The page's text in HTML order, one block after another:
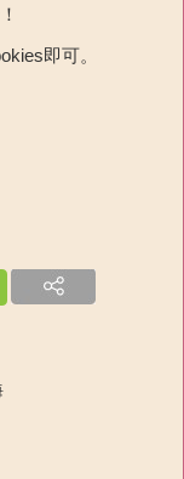
即可。